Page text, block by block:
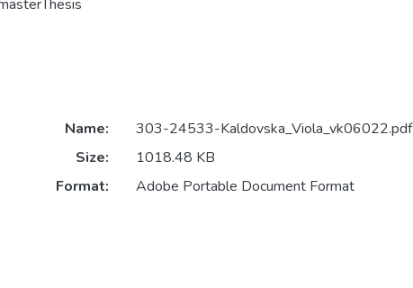
Name:
303-24533-Kaldovska_Viola_vk06022.pdf
Size:
1018.48 KB
Format:
Adobe Portable Document Format